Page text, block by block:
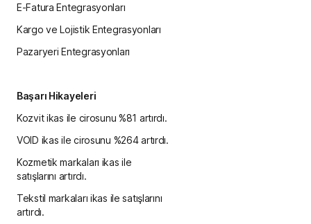
E-Fatura Entegrasyonları
Kargo ve Lojistik Entegrasyonları
Pazaryeri Entegrasyonları
Başarı Hikayeleri
Kozvit ikas ile cirosunu %81 artırdı.
VOID ikas ile cirosunu %264 artırdı.
Kozmetik markaları ikas ile
satışlarını artırdı.
Tekstil markaları ikas ile satışlarını
artırdı.